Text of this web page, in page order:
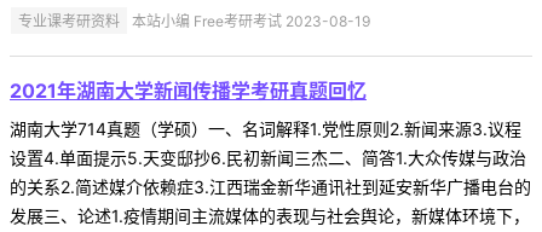
专业课考研资料 本站小编 Free考研考试 2023-08-19
2021年湖南大学新闻传播学考研真题回忆
湖南大学714真题（学硕）一、名词解释1.党性原则2.新闻来源3.议程
设置4.单面提示5.天变邸抄6.民初新闻三杰二、简答1.大众传媒与政治
的关系2.简述媒介依赖症3.江西瑞金新华通讯社到延安新华广播电台的
发展三、论述1.疫情期间主流媒体的表现与社会舆论，新媒体环境下，